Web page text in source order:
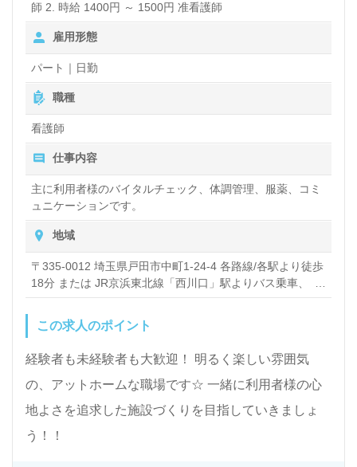
師 2. 時給 1400円 ～ 1500円 准看護師
雇用形態
パート｜日勤
職種
看護師
仕事内容
主に利用者様のバイタルチェック、体調管理、服薬、コミ
ュニケーションです。
地域
〒335-0012 埼玉県戸田市中町1-24-4 各路線/各駅より徒歩
18分 または JR京浜東北線「西川口」駅よりバス乗車、
「中町」停留所下車 徒歩2分
この求人のポイント
経験者も未経験者も大歓迎！ 明るく楽しい雰囲気
の、アットホームな職場です☆ 一緒に利用者様の心
地よさを追求した施設づくりを目指していきましょ
う！！